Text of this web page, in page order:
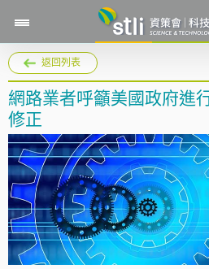
返回列表
網路業者呼籲美國政府進
修正